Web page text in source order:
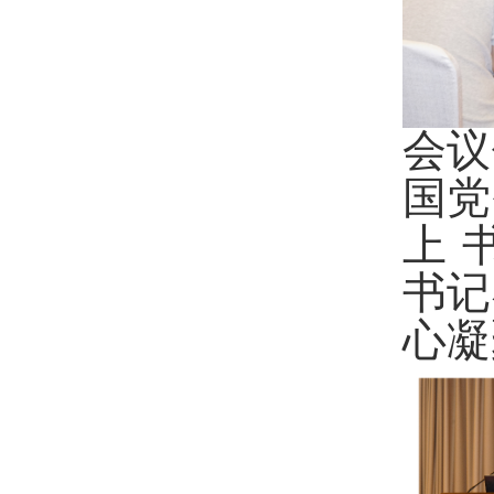
会
国
上
书
心